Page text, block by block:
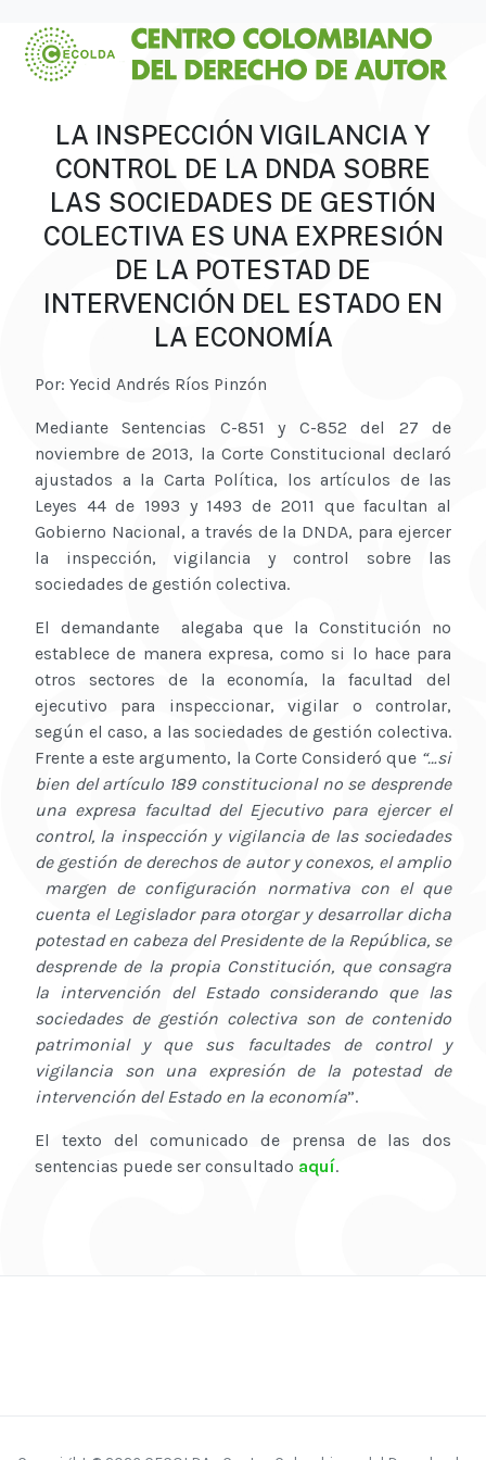
LA INSPECCIÓN VIGILANCIA Y
CONTROL DE LA DNDA SOBRE
LAS SOCIEDADES DE GESTIÓN
COLECTIVA ES UNA EXPRESIÓN
DE LA POTESTAD DE
INTERVENCIÓN DEL ESTADO EN
LA ECONOMÍA
Por: Yecid Andrés Ríos Pinzón
Mediante Sentencias C-851 y C-852 del 27 de
noviembre de 2013, la Corte Constitucional declaró
ajustados a la Carta Política, los artículos de las
Leyes 44 de 1993 y 1493 de 2011 que facultan al
Gobierno Nacional, a través de la DNDA, para ejercer
la inspección, vigilancia y control sobre las
sociedades de gestión colectiva.
El demandante alegaba que la Constitución no
establece de manera expresa, como si lo hace para
otros sectores de la economía, la facultad del
ejecutivo para inspeccionar, vigilar o controlar,
según el caso, a las sociedades de gestión colectiva.
Frente a este argumento, la Corte Consideró que “…si
bien del artículo 189 constitucional no se desprende
una expresa facultad del Ejecutivo para ejercer el
control, la inspección y vigilancia de las sociedades
de gestión de derechos de autor y conexos, el amplio
margen de configuración normativa con el que
cuenta el Legislador para otorgar y desarrollar dicha
potestad en cabeza del Presidente de la República, se
desprende de la propia Constitución, que consagra
la intervención del Estado considerando que las
sociedades de gestión colectiva son de contenido
patrimonial y que sus facultades de control y
vigilancia son una expresión de la potestad de
intervención del Estado en la economía”.
El texto del comunicado de prensa de las dos
sentencias puede ser consultado aquí.